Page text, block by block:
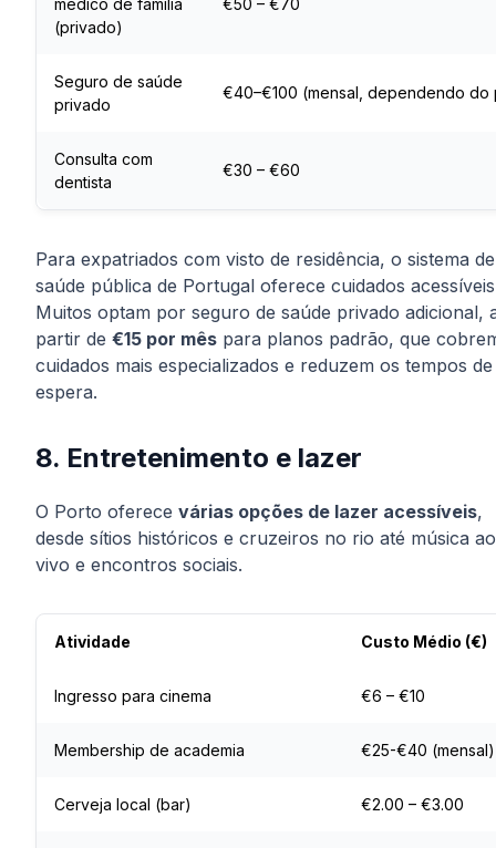
médico de família
(privado)
€50 – €70
Seguro de saúde
privado
€40–€100 (mensal, dependendo do
Consulta com
dentista
€30 – €60
Para expatriados com visto de residência, o sistema de
saúde pública de Portugal oferece cuidados
Muitos optam por seguro de saúde privado adicional,
partir de €15 por mês para planos padrão, que
cuidados mais especializados e reduzem os tempos de
espera.
8. Entretenimento e lazer
O Porto oferece várias opções de lazer acessíveis,
desde sítios históricos e cruzeiros no rio até música ao
vivo e encontros sociais.
Atividade Custo Médio (€)
Ingresso para cinema €6 – €10
Membership de academia €25-€40 (mensal)
Cerveja local (bar) €2.00 – €3.00